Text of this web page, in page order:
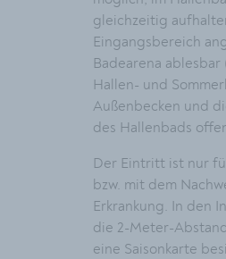
gleichzeitig
Eingangsbereich
Badearena ablesbar
Hallen- und
Außenbecken und
des Hallenbads
Der Eintritt ist nur
bzw. mit dem
Erkrankung. In den
die 2-Meter-
eine Saisonkarte